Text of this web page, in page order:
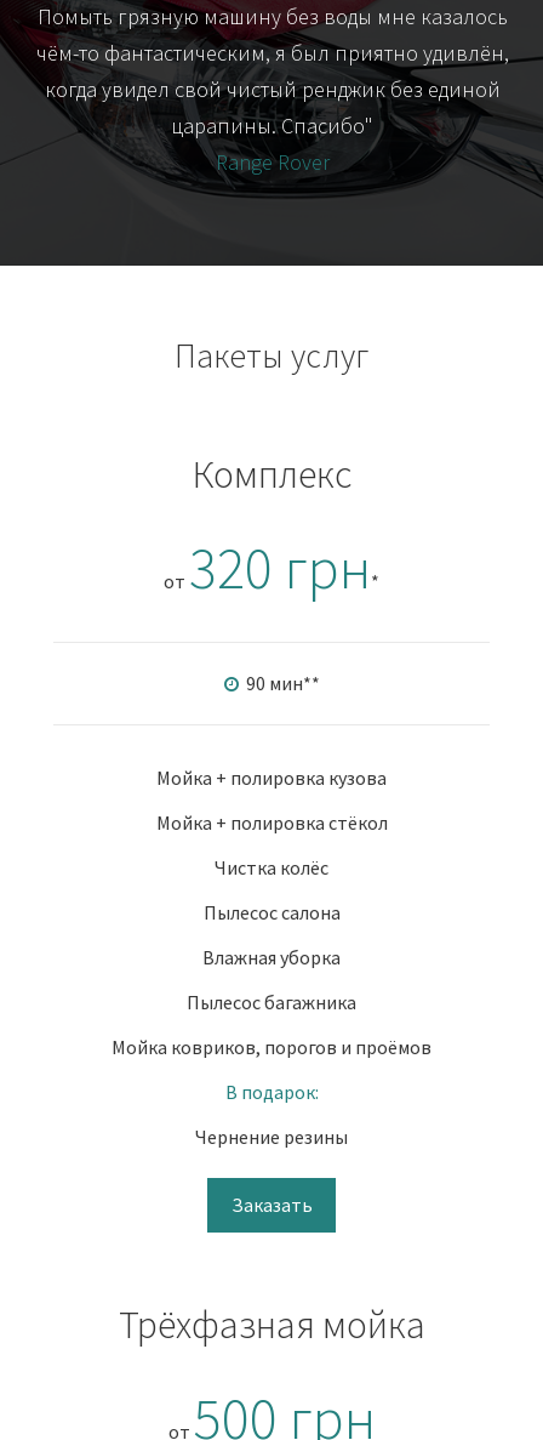
Помыть грязную машину без воды мне казалось
чём-то фантастическим, я был приятно удивлён,
когда увидел свой чистый ренджик без единой
царапины. Спасибо"
Range Rover
Пакеты услуг
Комплекс
от 320 грн *
90 мин**
Мойка + полировка кузова
Мойка + полировка стёкол
Чистка колёс
Пылесос салона
Влажная уборка
Пылесос багажника
Мойка ковриков, порогов и проёмов
В подарок:
Чернение резины
Заказать
Трёхфазная мойка
от 500 грн